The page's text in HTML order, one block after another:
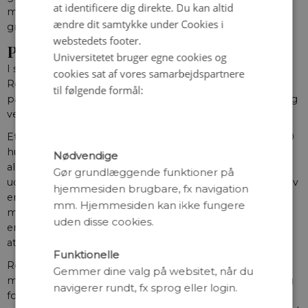
mangler i forståelsen af, hvorfor så mange tidlige
graviditeter går tabt.
Påvirker dannelsen af DNA
I studiet – der for nylig er udgivet i tidsskriftet Human
Reproduction – har forskerne undersøgt virkningen af
paracetamol på de tidligste stadier af embryonal udvikling
ved hjælp af en bred vifte af modelsystemer.
Et centralt element i studiet var undersøgelsen af hele 90
humane embryoner (dvs. befrugtede æg og hermed de
allertidligste udviklingsstadier i en graviditet), som blev
udsat for forskellige doser af paracetamol. Derudover blev
embryoner fra mus anvendt som en model for
menneskets tidlige graviditetsstadier, mens humane
embryonale stamcellelinjer samt gærceller blev brugt til
at undersøge de underliggende cellulære mekanismer.
Resultaterne viste entydigt på tværs af alle
modelsystemerne fra gær til mennesket, at eksponering
for paracetamol hæmmer celledelingen, fordi cellens
at identificere dig direkte. Du kan altid
ændre dit samtykke under Cookies i
webstedets footer.
Universitetet bruger egne cookies og
cookies sat af vores samarbejdspartnere
til følgende formål:
Nødvendige
Gør grundlæggende funktioner på
hjemmesiden brugbare, fx navigation
mm. Hjemmesiden kan ikke fungere
uden disse cookies.
Funktionelle
Gemmer dine valg på websitet, når du
navigerer rundt, fx sprog eller login.